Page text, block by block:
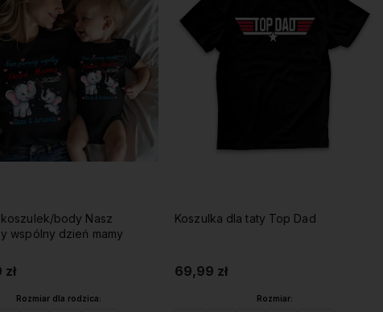
body Nasz
wspólny dzień mamy
Rozmiar dla rodzica:
Koszulka dla taty Top Dad
69,99 zł
Rozmiar: